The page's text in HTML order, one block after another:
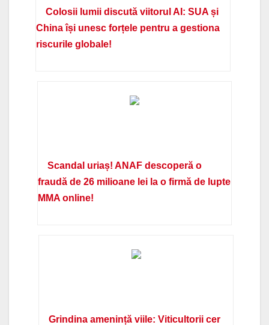
Colosii lumii discută viitorul AI: SUA și
China își unesc forțele pentru a gestiona
riscurile globale!
Scandal uriaș! ANAF descoperă o
fraudă de 26 milioane lei la o firmă de lupte
MMA online!
Grindina amenință viile: Viticultorii cer